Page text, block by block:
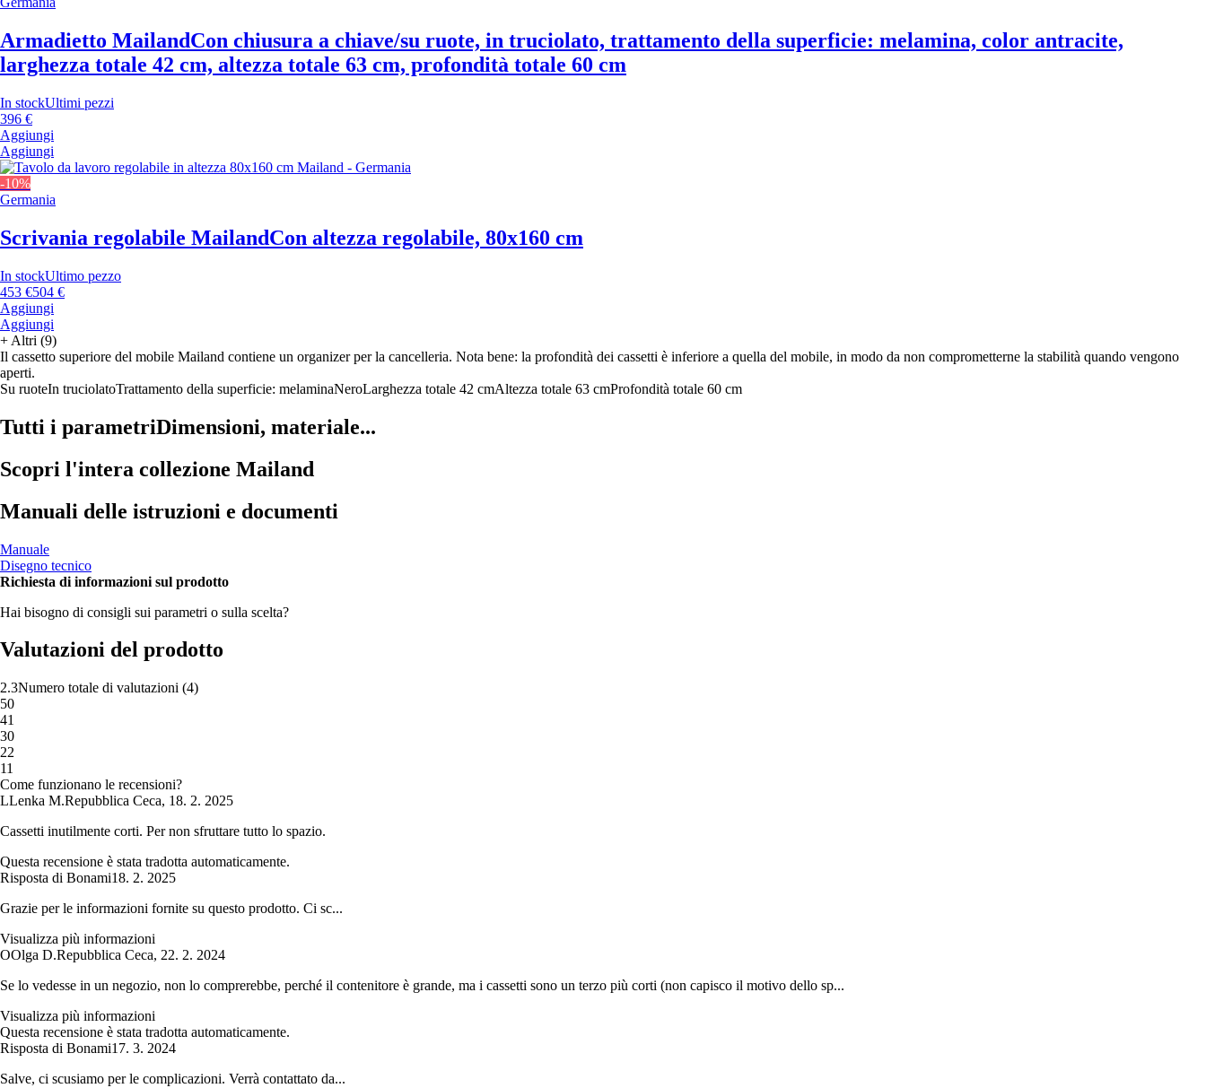
Armadietto MailandCon chiusura a chiave/su ruote, in truciolato, trattamento della superficie: melamina, color antracite,
larghezza totale 42 cm, altezza totale 63 cm, profondità totale 60 cm
In stockUltimi pezzi
396 €
Aggiungi
Aggiungi
-10%
Germania
Scrivania regolabile MailandCon altezza regolabile, 80x160 cm
In stockUltimo pezzo
453 €504 €
Aggiungi
Aggiungi
+ Altri (9)
Il cassetto superiore del mobile Mailand contiene un organizer per la cancelleria. Nota bene: la profondità dei cassetti è inferiore a quella del mobile, in modo da non comprometterne la stabilità quando vengono
aperti.
Su ruoteIn truciolatoTrattamento della superficie: melaminaNeroLarghezza totale 42 cmAltezza totale 63 cmProfondità totale 60 cm
Tutti i parametriDimensioni, materiale...
Scopri l'intera collezione Mailand
Manuali delle istruzioni e documenti
Manuale
Disegno tecnico
Richiesta di informazioni sul prodotto
Hai bisogno di consigli sui parametri o sulla scelta?
Valutazioni del prodotto
2.3Numero totale di valutazioni (4)
50
41
30
22
11
Come funzionano le recensioni?
LLenka M.Repubblica Ceca, 18. 2. 2025
Cassetti inutilmente corti. Per non sfruttare tutto lo spazio.
Questa recensione è stata tradotta automaticamente.
Risposta di Bonami18. 2. 2025
Grazie per le informazioni fornite su questo prodotto. Ci sc...
Visualizza più informazioni
OOlga D.Repubblica Ceca, 22. 2. 2024
Se lo vedesse in un negozio, non lo comprerebbe, perché il contenitore è grande, ma i cassetti sono un terzo più corti (non capisco il motivo dello sp...
Visualizza più informazioni
Questa recensione è stata tradotta automaticamente.
Risposta di Bonami17. 3. 2024
Salve, ci scusiamo per le complicazioni. Verrà contattato da...